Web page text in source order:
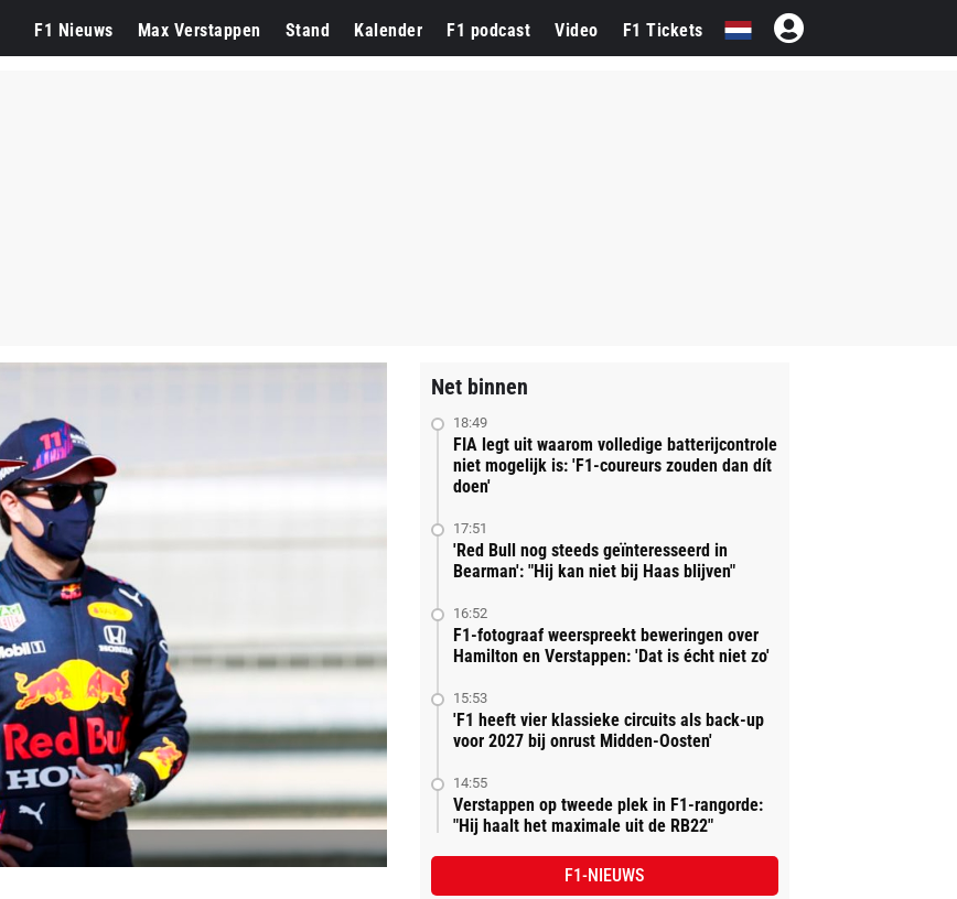
F1 Nieuws Max Verstappen Stand Kalender F1 podcast Video F1 Tickets
Net binnen
18:49
FIA legt uit waarom volledige batterijcontrole
niet mogelijk is: 'F1-coureurs zouden dan dít
doen'
17:51
'Red Bull nog steeds geïnteresseerd in
Bearman': "Hij kan niet bij Haas blijven"
16:52
F1-fotograaf weerspreekt beweringen over
Hamilton en Verstappen: 'Dat is écht niet zo'
15:53
'F1 heeft vier klassieke circuits als back-up
voor 2027 bij onrust Midden-Oosten'
14:55
Verstappen op tweede plek in F1-rangorde:
"Hij haalt het maximale uit de RB22"
F1-NIEUWS